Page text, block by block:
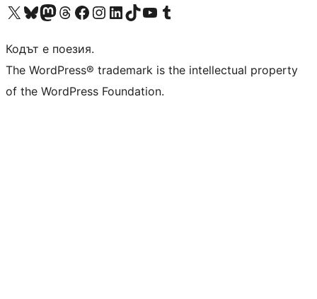
Visit our X (formerly Twitter) account
Visit our Bluesky account
Visit our Mastodon account
Visit our Threads account
Посетете нашата страница във Facebook
Посетете нашия профил в Instagram
Посетете нашия профил в LinkedIn
Visit our TikTok account
Visit our YouTube channel
Visit our Tumblr account
Кодът е поезия.
The WordPress® trademark is the intellectual property
of the WordPress Foundation.